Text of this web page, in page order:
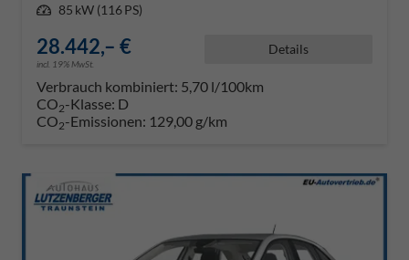
Leistung 85 kW (116 PS)
28.442,– €
incl. 19% MwSt.
Details
Verbrauch kombiniert: 5,70 l/100km
CO2-Klasse: D
CO2-Emissionen: 129,00 g/km